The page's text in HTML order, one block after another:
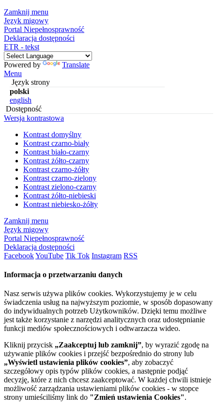
Zamknij menu
Język migowy
Portal Niepełnosprawność
Deklaracja dostępności
ETR - tekst
Powered by
Translate
Menu
Język strony
polski
english
Dostępność
Wersja kontrastowa
Kontrast domyślny
Kontrast czarno-biały
Kontrast biało-czarny
Kontrast żółto-czarny
Kontrast czarno-żółty
Kontrast czarno-zielony
Kontrast zielono-czarny
Kontrast żółto-niebieski
Kontrast niebiesko-żółty
Zamknij menu
Język migowy
Portal Niepełnosprawność
Deklaracja dostępności
FacebookYouTube Tik Tok Instagram RSS
Informacja o przetwarzaniu danych
Nasz serwis używa plików cookies. Wykorzystujemy je w celu
świadczenia usług na najwyższym poziomie, w sposób dopasowany
do indywidualnych potrzeb Użytkowników. Dzięki temu możliwe
jest także korzystanie z narzędzi analitycznych oraz udostępnianie
funkcji mediów społecznościowych i odtwarzacza wideo.
Kliknij przycisk „Zaakceptuj lub zamknij”, by wyrazić zgodę na
używanie plików cookies i przejść bezpośrednio do strony lub
„Wyświetl ustawienia plików cookies”, aby zobaczyć
szczegółowy opis typów plików cookies, a następnie podjąć
decyzję, które z nich chcesz zaakceptować. W każdej chwili istnieje
możliwość zarządzania ustawieniami plików cookies - w stopce
strony umieściliśmy link do "Zmień ustawienia Cookies".